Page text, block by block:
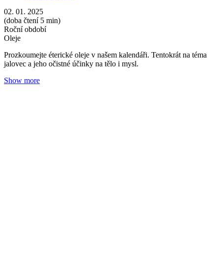
02. 01. 2025
(doba čtení 5 min)
Roční období
Oleje
Prozkoumejte éterické oleje v našem kalendáři. Tentokrát na téma
jalovec a jeho očistné účinky na tělo i mysl.
Show more